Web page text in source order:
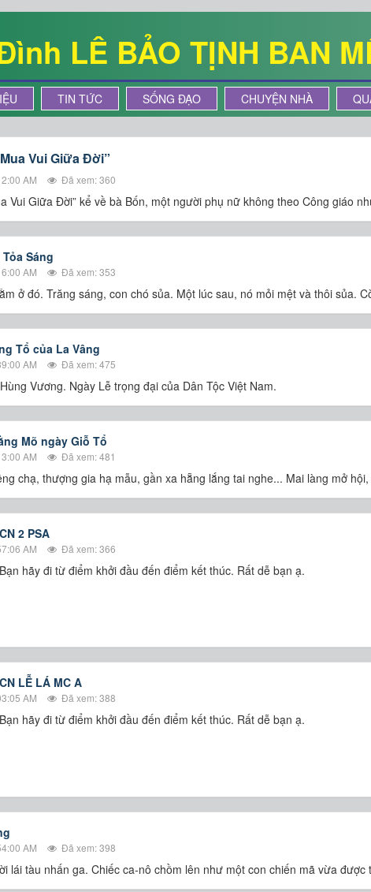
LÊ BẢO TỊNH BAN
TIN TỨC SỐNG ĐẠO CHUYỆN NHÀ
Vui Giữa Đời”
AM Đã xem: 360
Vui Giữa Đời” kể về bà Bốn, một người phụ nữ không theo Công giáo
Sáng
AM Đã xem: 353
ở đó. Trăng sáng, con chó sủa. Một lúc sau, nó mỏi mệt và thôi sủa.
Tổ của La Vâng
AM Đã xem: 475
Vương. Ngày Lễ trọng đại của Dân Tộc Việt Nam.
Mõ ngày Giỗ Tổ
AM Đã xem: 481
chạ, thượng gia hạ mẫu, gần xa hẵng lắng tai nghe... Mai làng mở
2 PSA
AM Đã xem: 366
hãy đi từ điểm khởi đầu đến điểm kết thúc. Rất dễ bạn ạ.
LỄ LÁ MC A
AM Đã xem: 388
hãy đi từ điểm khởi đầu đến điểm kết thúc. Rất dễ bạn ạ.
AM Đã xem: 398
lái tàu nhấn ga. Chiếc ca-nô chồm lên như một con chiến mã vừa được